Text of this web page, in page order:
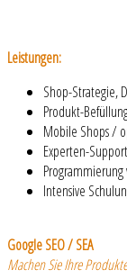
Leistungen:
Shop-Strategie,
Produkt-
Mobile Shops /
Experten-Support
Intensive
Google SEO / SEA
Machen Sie Ihre